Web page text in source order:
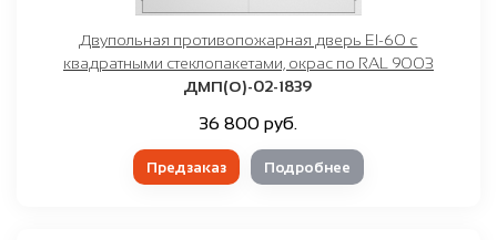
Двупольная противопожарная дверь EI-60 с
квадратными стеклопакетами, окрас по RAL 9003
ДМП(О)-02-1839
36 800 руб.
Предзаказ Подробнее